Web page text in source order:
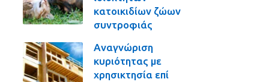
κατοικιδίων ζώων
συντροφιάς
Αναγνώριση
κυριότητας με
χρησικτησία επί